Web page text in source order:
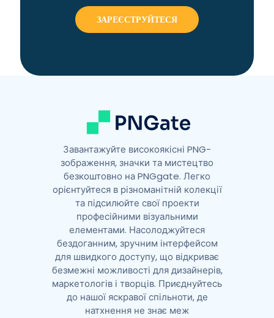
Завантажуйте високоякісні PNG-
зображення, значки та мистецтво
безкоштовно на PNGgate. Легко
орієнтуйтеся в різноманітній колекції
та підсилюйте свої проекти
професійними візуальними
елементами. Насолоджуйтеся
бездоганним, зручним інтерфейсом
для швидкого доступу, що відкриває
безмежні можливості для дизайнерів,
маркетологів і творців. Приєднуйтесь
до нашої яскравої спільноти, де
натхнення не знає меж